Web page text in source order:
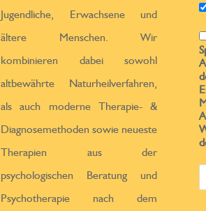
Jugendliche, Erwachsene und
ältere Menschen. Wir
kombinieren dabei sowohl
altbewährte Naturheilverfahren,
als auch moderne Therapie- &
Diagnosemethoden sowie neueste
Therapien aus der
psychologischen Beratung und
Psychotherapie nach dem